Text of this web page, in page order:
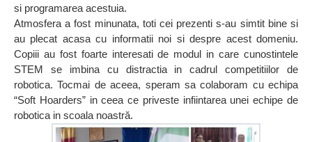
si programarea acestuia.
Atmosfera a fost minunata, toti cei prezenti s-au simtit bine si
au plecat acasa cu informatii noi si despre acest domeniu.
Copiii au fost foarte interesati de modul in care cunostintele
STEM se imbina cu distractia in cadrul competitiilor de
robotica. Tocmai de aceea, speram sa colaboram cu echipa
“Soft Hoarders” in ceea ce priveste infiintarea unei echipe de
robotica in scoala noastră.